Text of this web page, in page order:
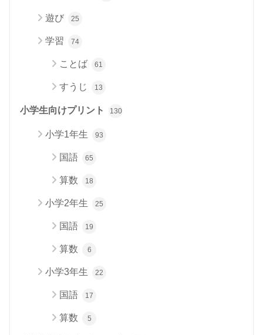
遊び 25
学習 74
ことば 61
すうじ 13
小学生向けプリント 130
小学1年生 93
国語 65
算数 18
小学2年生 25
国語 19
算数 6
小学3年生 22
国語 17
算数 5